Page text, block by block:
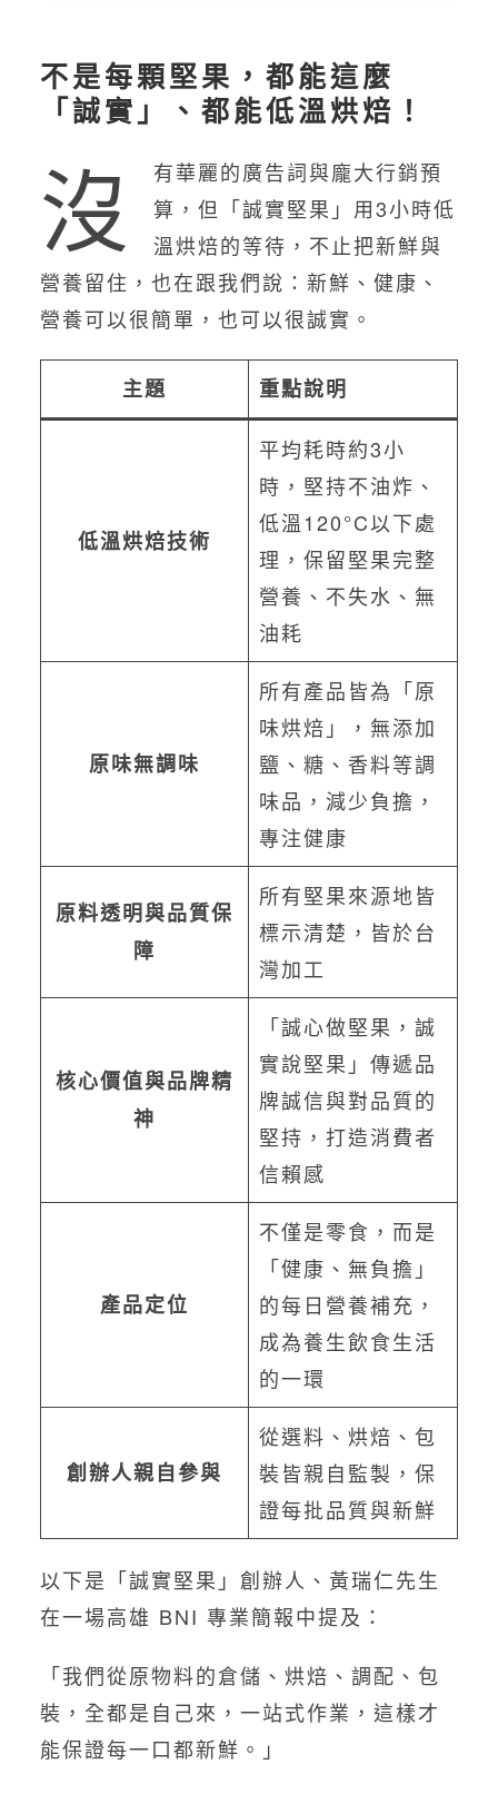
不是每顆堅果，都能這麼
「誠實」、都能低溫烘焙！
沒
有華麗的廣告詞與龐大行銷預
算，但「誠實堅果」用3小時低
溫烘焙的等待，不止把新鮮與
營養留住，也在跟我們說：新鮮、健康、
營養可以很簡單，也可以很誠實。
主題 重點說明
低溫烘焙技術
平均耗時約3小
時，堅持不油炸、
低溫120°C以下處
理，保留堅果完整
營養、不失水、無
油耗
原味無調味
所有產品皆為「原
味烘焙」，無添加
鹽、糖、香料等調
味品，減少負擔，
專注健康
原料透明與品質保
障
所有堅果來源地皆
標示清楚，皆於台
灣加工
核心價值與品牌精
神
「誠心做堅果，誠
實說堅果」傳遞品
牌誠信與對品質的
堅持，打造消費者
信賴感
產品定位
不僅是零食，而是
「健康、無負擔」
的每日營養補充，
成為養生飲食生活
的一環
創辦人親自參與
從選料、烘焙、包
裝皆親自監製，保
證每批品質與新鮮
以下是「誠實堅果」創辦人、黃瑞仁先生
在一場高雄 BNI 專業簡報中提及：
「我們從原物料的倉儲、烘焙、調配、包
裝，全都是自己來，一站式作業，這樣才
能保證每一口都新鮮。」